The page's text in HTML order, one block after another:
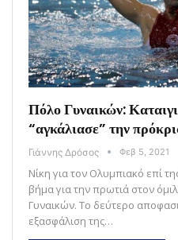
Πόλο Γυναικών:
“αγκάλιασε” την
Γιάννης Δρόσος Φεβ 5, 2021
Νίκη για τον Ολυμπιακό επί
βήμα για την πρωτιά στον
Γυναικών. Το δεύτερο
εξασφάλιση της…